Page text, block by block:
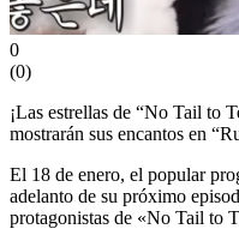
0
(0)
¡Las estrellas de “No Tail to
mostrarán sus encantos en
El 18 de enero, el popular
adelanto de su próximo
protagonistas de «No Tail to